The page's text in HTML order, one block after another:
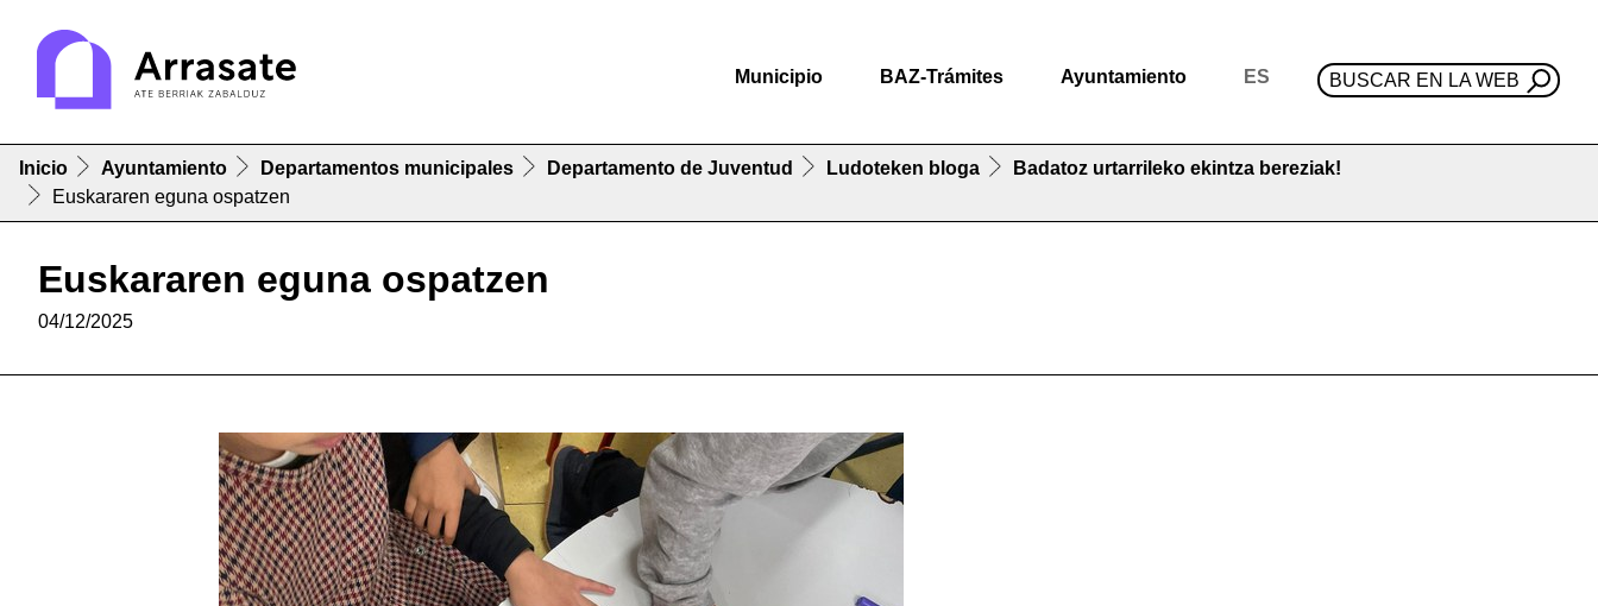
Municipio BAZ-Trámites Ayuntamiento ES BUSCAR EN LA WEB
Inicio Ayuntamiento Departamentos municipales Departamento de Juventud Ludoteken bloga
Badatoz urtarrileko ekintza bereziak!
Euskararen eguna ospatzen
Euskararen eguna ospatzen
04/12/2025